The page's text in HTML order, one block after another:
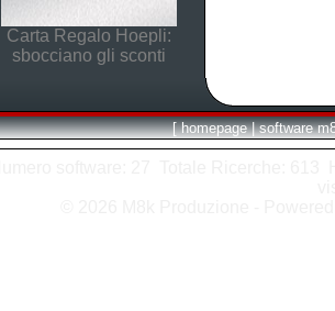
Carta Regalo Hoepli:
sbocciano gli sconti
[ homepage | software